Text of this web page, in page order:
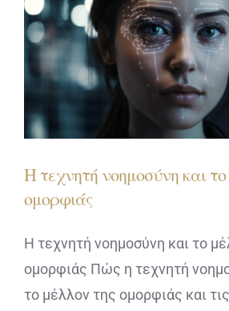
ΔΙΑΓΝΩΣΤΙΚΕΣ
BLOG
ΕΠΙΚΟΙΝΩΝΙΑ
Η τεχνητή νοημοσύνη και
ομορφιάς
Η τεχνητή νοημοσύνη και το
ομορφιάς Πώς η τεχνητή
το μέλλον της ομορφιάς και